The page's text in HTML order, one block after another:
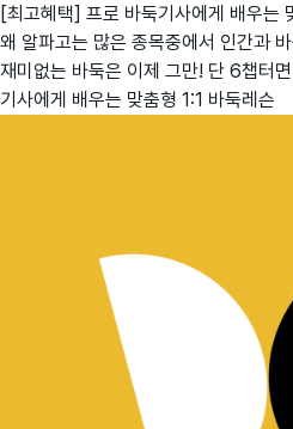
[최고혜택] 프로 바둑기사에게 배우는
왜 알파고는 많은 종목중에서 인간과
재미없는 바둑은 이제 그만! 단 6챕터
기사에게 배우는 맞춤형 1:1 바둑레슨